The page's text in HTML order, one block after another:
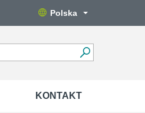
Polska
KONTAKT